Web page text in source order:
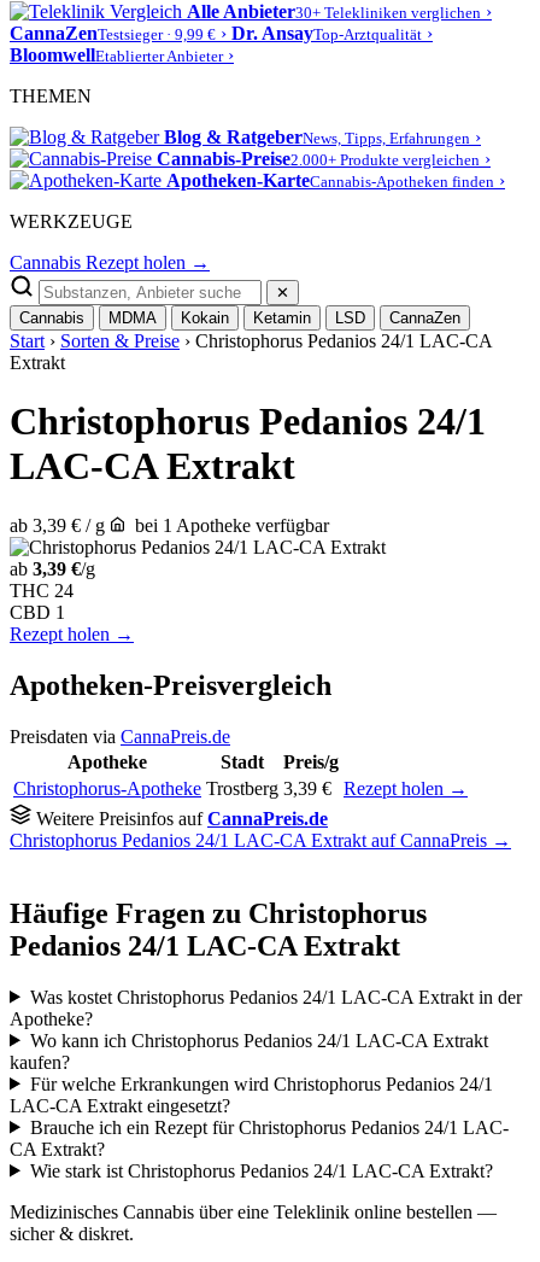
Alle Anbieter30+ Telekliniken verglichen ›
CannaZenTestsieger · 9,99 € › Dr. AnsayTop-Arztqualität ›
BloomwellEtablierter Anbieter ›
THEMEN
Blog & RatgeberNews, Tipps, Erfahrungen ›
Cannabis-Preise2.000+ Produkte vergleichen ›
Apotheken-KarteCannabis-Apotheken finden ›
WERKZEUGE
Cannabis Rezept holen →
✕
Cannabis
MDMA Kokain Ketamin LSD CannaZen
Start › Sorten & Preise › Christophorus Pedanios 24/1 LAC-CA
Extrakt
Christophorus Pedanios 24/1
LAC-CA Extrakt
ab 3,39 € / g bei 1 Apotheke verfügbar
ab 3,39 €/g
THC 24
CBD 1
Rezept holen →
Apotheken-Preisvergleich
Preisdaten via CannaPreis.de
Apotheke
Stadt
Preis/g
Christophorus-Apotheke Trostberg 3,39 € Rezept holen →
Weitere Preisinfos aufCannaPreis.de
Christophorus Pedanios 24/1 LAC-CA Extrakt auf CannaPreis →
Häufige Fragen zu Christophorus
Pedanios 24/1 LAC-CA Extrakt
Was kostet Christophorus Pedanios 24/1 LAC-CA Extrakt in der
Apotheke?
Wo kann ich Christophorus Pedanios 24/1 LAC-CA Extrakt
kaufen?
Für welche Erkrankungen wird Christophorus Pedanios 24/1
LAC-CA Extrakt eingesetzt?
Brauche ich ein Rezept für Christophorus Pedanios 24/1 LAC-
CA Extrakt?
Wie stark ist Christophorus Pedanios 24/1 LAC-CA Extrakt?
Medizinisches Cannabis über eine Teleklinik online bestellen —
sicher & diskret.